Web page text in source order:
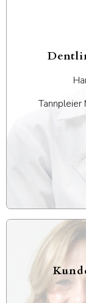
Tannpleier